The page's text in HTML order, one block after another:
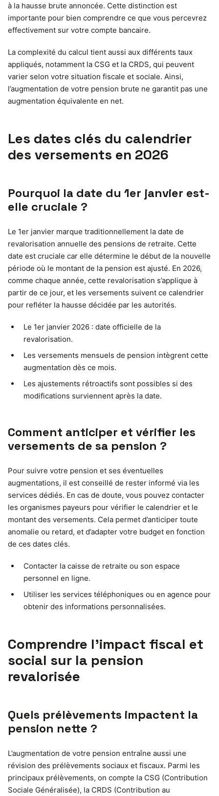
à la hausse brute annoncée. Cette distinction est
importante pour bien comprendre ce que vous percevrez
effectivement sur votre compte bancaire.
La complexité du calcul tient aussi aux différents taux
appliqués, notamment la CSG et la CRDS, qui peuvent
varier selon votre situation fiscale et sociale. Ainsi,
l’augmentation de votre pension brute ne garantit pas une
augmentation équivalente en net.
Les dates clés du calendrier
des versements en 2026
Pourquoi la date du 1er janvier est-
elle cruciale ?
Le 1er janvier marque traditionnellement la date de
revalorisation annuelle des pensions de retraite. Cette
date est cruciale car elle détermine le début de la nouvelle
période où le montant de la pension est ajusté. En 2026,
comme chaque année, cette revalorisation s’applique à
partir de ce jour, et les versements suivent ce calendrier
pour refléter la hausse décidée par les autorités.
Le 1er janvier 2026 : date officielle de la
revalorisation.
Les versements mensuels de pension intègrent cette
augmentation dès ce mois.
Les ajustements rétroactifs sont possibles si des
modifications surviennent après la date.
Comment anticiper et vérifier les
versements de sa pension ?
Pour suivre votre pension et ses éventuelles
augmentations, il est conseillé de rester informé via les
services dédiés. En cas de doute, vous pouvez contacter
les organismes payeurs pour vérifier le calendrier et le
montant des versements. Cela permet d’anticiper toute
anomalie ou retard, et d’adapter votre budget en fonction
de ces dates clés.
Contacter la caisse de retraite ou son espace
personnel en ligne.
Utiliser les services téléphoniques ou en agence pour
obtenir des informations personnalisées.
Comprendre l’impact fiscal et
social sur la pension
revalorisée
Quels prélèvements impactent la
pension nette ?
L’augmentation de votre pension entraîne aussi une
révision des prélèvements sociaux et fiscaux. Parmi les
principaux prélèvements, on compte la CSG (Contribution
Sociale Généralisée), la CRDS (Contribution au